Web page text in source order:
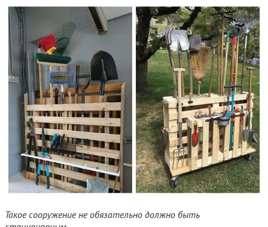
Такое сооружение не обязательно должно быть